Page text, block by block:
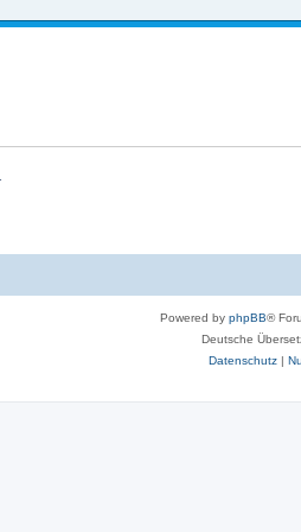
Powered by phpBB®
Deutsche
Datenschutz|